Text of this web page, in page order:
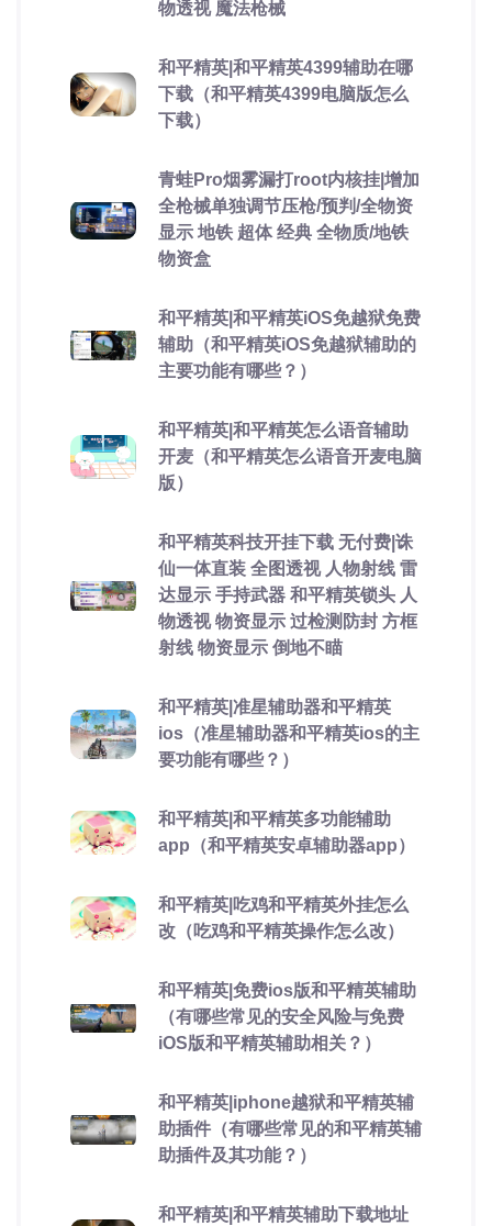
物透视 魔法枪械
和平精英|和平精英4399辅助在哪
下载（和平精英4399电脑版怎么
下载）
青蛙Pro烟雾漏打root内核挂|增加
全枪械单独调节压枪/预判/全物资
显示 地铁 超体 经典 全物质/地铁
物资盒
和平精英|和平精英iOS免越狱免费
辅助（和平精英iOS免越狱辅助的
主要功能有哪些？）
和平精英|和平精英怎么语音辅助
开麦（和平精英怎么语音开麦电脑
版）
和平精英科技开挂下载 无付费|诛
仙一体直装 全图透视 人物射线 雷
达显示 手持武器 和平精英锁头 人
物透视 物资显示 过检测防封 方框
射线 物资显示 倒地不瞄
和平精英|准星辅助器和平精英
ios（准星辅助器和平精英ios的主
要功能有哪些？）
和平精英|和平精英多功能辅助
app（和平精英安卓辅助器app）
和平精英|吃鸡和平精英外挂怎么
改（吃鸡和平精英操作怎么改）
和平精英|免费ios版和平精英辅助
（有哪些常见的安全风险与免费
iOS版和平精英辅助相关？）
和平精英|iphone越狱和平精英辅
助插件（有哪些常见的和平精英辅
助插件及其功能？）
和平精英|和平精英辅助下载地址